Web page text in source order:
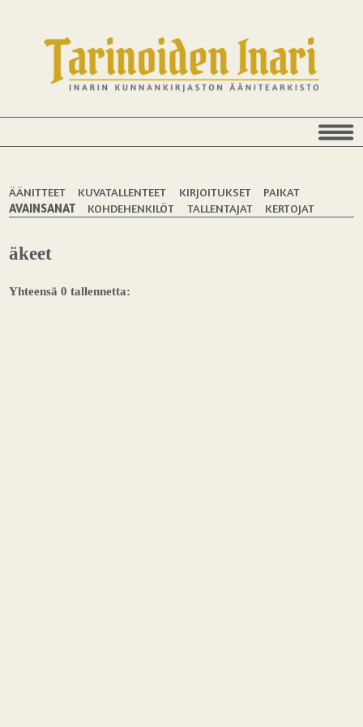
ÄÄNITTEET KUVATALLENTEET KIRJOITUKSET
PAIKAT
AVAINSANAT
KOHDEHENKILÖT TALLENTAJAT KERTOJAT
äkeet
Yhteensä 0 tallennetta: